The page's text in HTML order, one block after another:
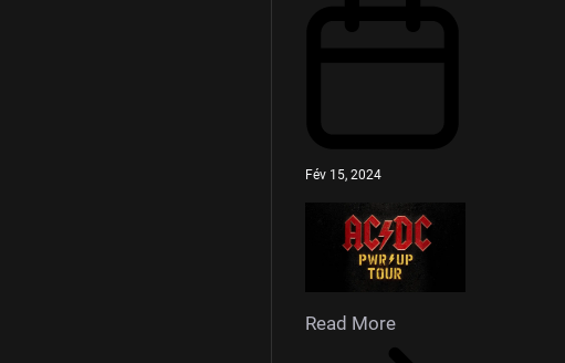
Fév 15, 2024
Read More